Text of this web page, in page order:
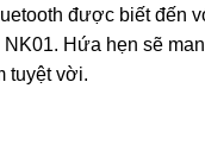
được biết đến
Hứa hẹn sẽ
tuyệt vời.